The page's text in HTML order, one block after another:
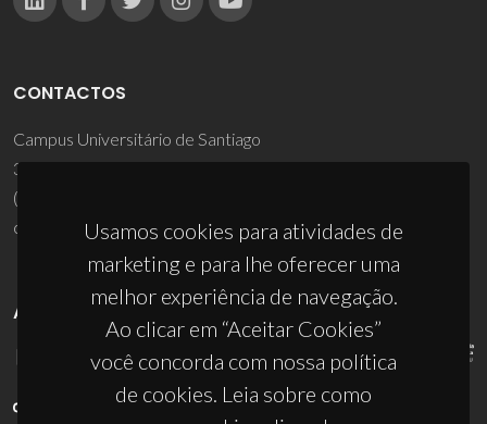
Usamos cookies para atividades de
marketing e para lhe oferecer uma
melhor experiência de navegação.
Ao clicar em “Aceitar Cookies”
você concorda com nossa política
de cookies. Leia sobre como
CONTACTOS
Campus Universitário de Santiago
3810-193 Aveiro - Portugal
(+351) 234 370 200
ciceco@ua.pt
APOIOS